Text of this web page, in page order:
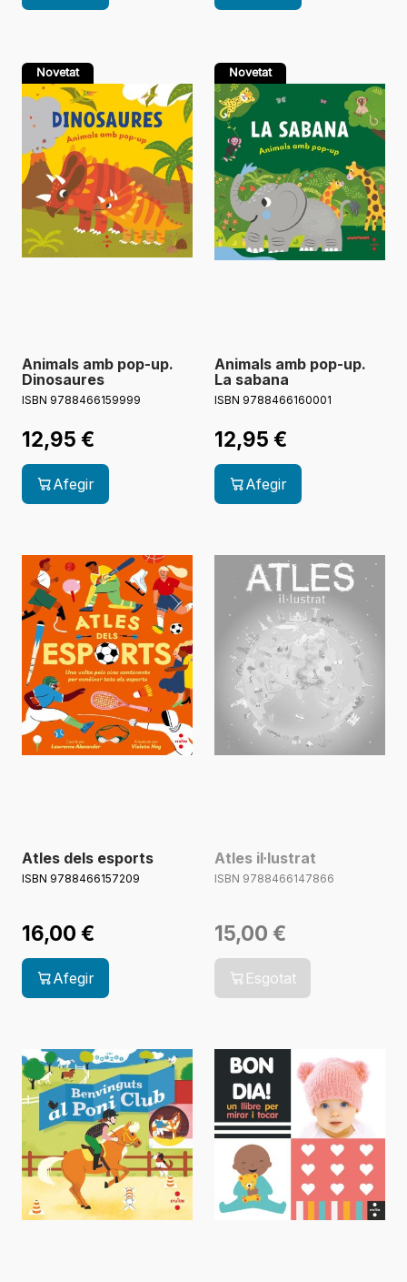
Novetat
Animals amb pop-up.
Dinosaures
ISBN 9788466159999
12,95 €
Afegir
Novetat
Animals amb pop-up.
La sabana
ISBN 9788466160001
12,95 €
Afegir
Atles dels esports
ISBN 9788466157209
16,00 €
Afegir
Atles il·lustrat
ISBN 9788466147866
15,00 €
Esgotat